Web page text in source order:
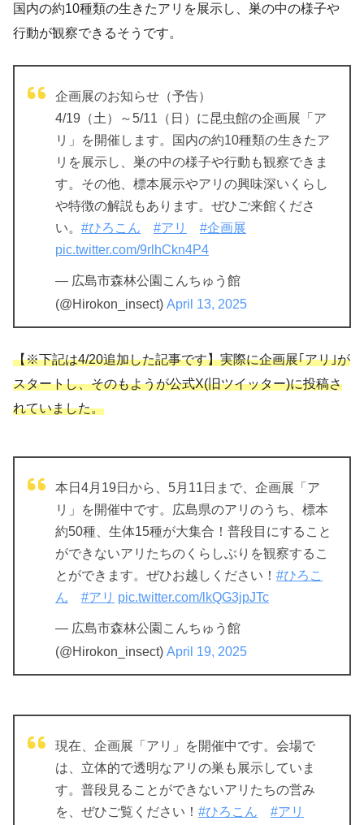
国内の約10種類の生きたアリを展示し、巣の中の様子や
行動が観察できるそうです。
企画展のお知らせ（予告）
4/19（土）～5/11（日）に昆虫館の企画展「ア
リ」を開催します。国内の約10種類の生きたア
リを展示し、巣の中の様子や行動も観察できま
す。その他、標本展示やアリの興味深いくらし
や特徴の解説もあります。ぜひご来館くださ
い。 #ひろこん #アリ
#企画展
pic.twitter.com/9rlhCkn4P4
— 広島市森林公園こんちゅう館
(@Hirokon_insect) April 13, 2025
【※下記は4/20追加した記事です】実際に企画展｢アリ｣が
スタートし、そのもようが公式X(旧ツイッター)に投稿さ
れていました。
本日4月19日から、5月11日まで、企画展「ア
リ」を開催中です。広島県のアリのうち、標本
約50種、生体15種が大集合！普段目にすること
ができないアリたちのくらしぶりを観察するこ
とができます。ぜひお越しください！ #ひろこ
ん
#アリ pic.twitter.com/lkQG3jpJTc
— 広島市森林公園こんちゅう館
(@Hirokon_insect) April 19, 2025
現在、企画展「アリ」を開催中です。会場で
は、立体的で透明なアリの巣も展示していま
す。普段見ることができないアリたちの営み
を、ぜひご覧ください！ #ひろこん
#アリ